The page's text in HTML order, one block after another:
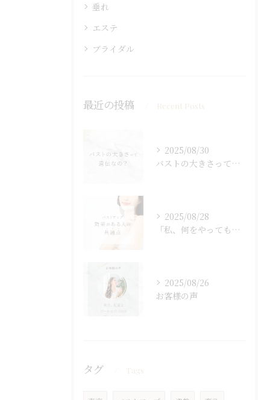
垂れ
エステ
ブライダル
最近の投稿 Recent Posts
2025/08/30
バストの大きさって遺伝なの？
2025/08/28
「私、何をやっても変わらなくて…」
2025/08/26
お客様の声
タグ Tags